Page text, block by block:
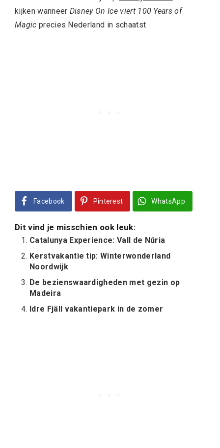
kijken wanneer Disney On Ice viert 100 Years of
Magic precies Nederland in schaatst
Facebook Pinterest WhatsApp
Dit vind je misschien ook leuk:
Catalunya Experience: Vall de Núria
Kerstvakantie tip: Winterwonderland
Noordwijk
De bezienswaardigheden met gezin op
Madeira
Idre Fjäll vakantiepark in de zomer